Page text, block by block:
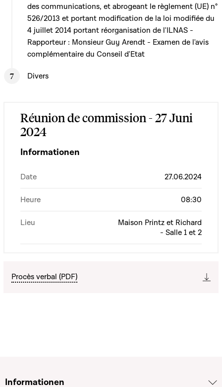
des communications, et abrogeant le règlement (UE) n°
526/2013 et portant modification de la loi modifiée du
4 juillet 2014 portant réorganisation de l'ILNAS -
Rapporteur : Monsieur Guy Arendt - Examen de l'avis
complémentaire du Conseil d'Etat
Divers
Réunion de commission - 27 Juni
2024
Informationen
Date 27.06.2024
Heure 08:30
Lieu
Maison Printz et Richard
- Salle 1 et 2
Procès verbal (PDF)
Informationen